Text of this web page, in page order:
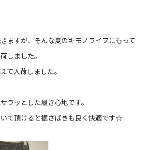
ますが、そんな夏のキモノライフにもって
しました。
て入荷しました。
ラッとした履き心地です。
て頂けると裾さばきも良く快適です☆